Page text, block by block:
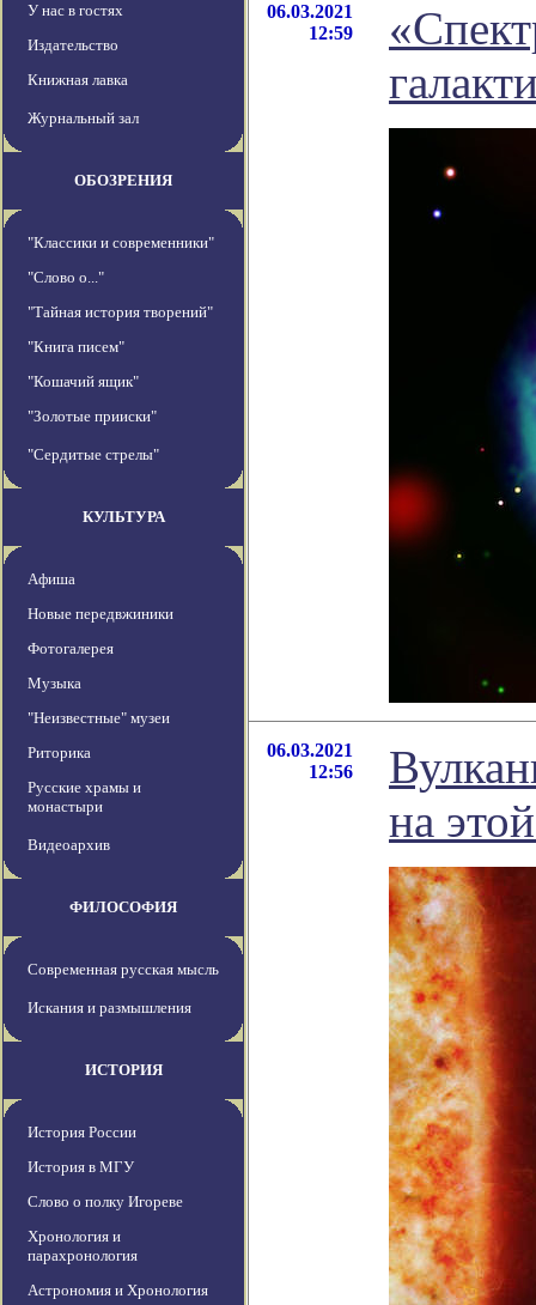
У нас в гостях
Издательство
Книжная лавка
Журнальный зал
ОБОЗРЕНИЯ
"Классики и современники"
"Слово о..."
"Тайная история творений"
"Книга писем"
"Кошачий ящик"
"Золотые прииски"
"Сердитые стрелы"
КУЛЬТУРА
Афиша
Новые передвжиники
Фотогалерея
Музыка
"Неизвестные" музеи
Риторика
Русские храмы и
монастыри
Видеоархив
ФИЛОСОФИЯ
Современная русская мысль
Искания и размышления
ИСТОРИЯ
История России
История в МГУ
Слово о полку Игореве
Хронология и
парахронология
Астрономия и Хронология
06.03.2021
12:59
06.03.2021
12:56
на